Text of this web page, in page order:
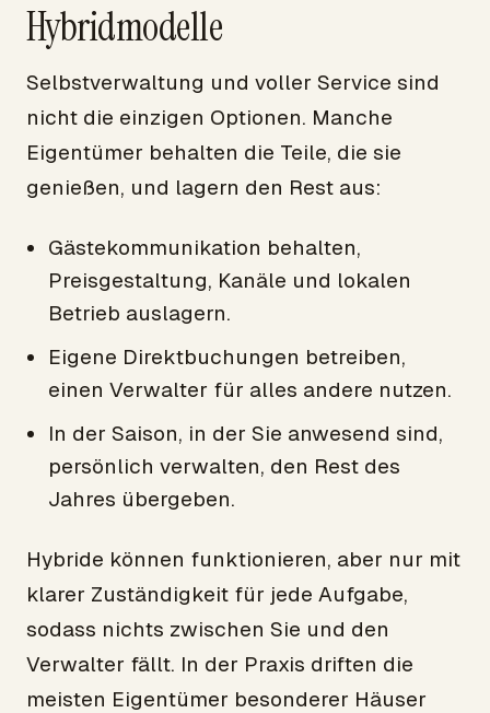
Hybridmodelle
Selbstverwaltung und voller Service sind
nicht die einzigen Optionen. Manche
Eigentümer behalten die Teile, die sie
genießen, und lagern den Rest aus:
Gästekommunikation behalten,
Preisgestaltung, Kanäle und lokalen
Betrieb auslagern.
Eigene Direktbuchungen betreiben,
einen Verwalter für alles andere nutzen.
In der Saison, in der Sie anwesend sind,
persönlich verwalten, den Rest des
Jahres übergeben.
Hybride können funktionieren, aber nur mit
klarer Zuständigkeit für jede Aufgabe,
sodass nichts zwischen Sie und den
Verwalter fällt. In der Praxis driften die
meisten Eigentümer besonderer Häuser